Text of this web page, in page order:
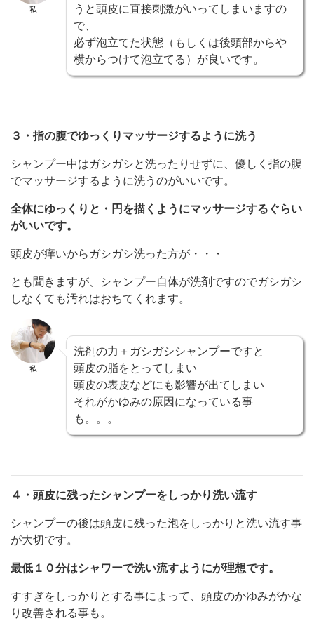
私
うと頭皮に直接刺激がいってしまいますの
で、
必ず泡立てた状態（もしくは後頭部からや
横からつけて泡立てる）が良いです。
３・指の腹でゆっくりマッサージするように洗う
シャンプー中はガシガシと洗ったりせずに、優しく指の腹
でマッサージするように洗うのがいいです。
全体にゆっくりと・円を描くようにマッサージするぐらい
がいいです。
頭皮が痒いからガシガシ洗った方が・・・
とも聞きますが、シャンプー自体が洗剤ですのでガシガシ
しなくても汚れはおちてくれます。
私
洗剤の力＋ガシガシシャンプーですと
頭皮の脂をとってしまい
頭皮の表皮などにも影響が出てしまい
それがかゆみの原因になっている事
も。。。
４・頭皮に残ったシャンプーをしっかり洗い流す
シャンプーの後は頭皮に残った泡をしっかりと洗い流す事
が大切です。
最低１０分はシャワーで洗い流すようにが理想です。
すすぎをしっかりとする事によって、頭皮のかゆみがかな
り改善される事も。